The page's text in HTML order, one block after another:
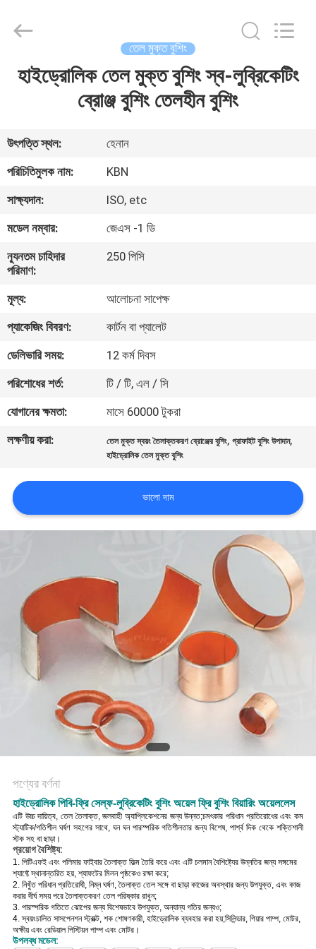
বাড়ি
আমাদের
সম্পর্কে
কারখানা
ভ্রমণ
মান
নিয়ন্ত্রণ
যোগাযোগ
করুন
উদ্ধৃতির
আবেদন
PRIVACY
POLICY
Reserved.
তেল মুক্ত বুশিং
হাইড্রোলিক তেল মুক্ত বুশিং স্ব-লুব্রিকেটিং
ব্রোঞ্জ বুশিং তেলহীন বুশিং
উৎপত্তি স্থল:
হেনান
পরিচিতিমুলক নাম:
KBN
সাক্ষ্যদান:
ISO, etc
মডেল নম্বার:
জেএস -1 ডি
ন্যূনতম চাহিদার
পরিমাণ:
250 পিসি
মূল্য:
আলোচনা সাপেক্ষ
প্যাকেজিং বিবরণ:
কার্টন বা প্যালেট
ডেলিভারি সময়:
12 কর্ম দিবস
পরিশোধের শর্ত:
টি / টি, এল / সি
যোগানের ক্ষমতা:
মাসে 60000 টুকরা
লক্ষণীয় করা:
তেল মুক্ত স্বয়ং তৈলাক্তকরণ ব্রোঞ্জের বুশিং,গ্রাফাইট বুশিং উপাদান,
হাইড্রোলিক তেল মুক্ত বুশিং
ভালো দাম
পণ্যের বর্ণনা
হাইড্রোলিক পিবি-ফ্রি সেল্ফ-লুব্রিকেটিং বুশিং অয়েল ফ্রি বুশিং বিয়ারিং অয়েললেস
এটি উচ্চ দায়িত্ব, তেল তৈলাক্ত, জলবাহী অ্যাপ্লিকেশনের জন্য উন্নত;চমৎকার পরিধান প্রতিরোধের এবং কম
স্ট্যাটিক/গতিশীল ঘর্ষণ সহগের সাথে, ঘন ঘন পারস্পরিক গতিশীলতার জন্য বিশেষ, পার্শ্ব দিক থেকে শক্তিশালী
স্টক সহ বা ছাড়া।
প্রয়োগ বৈশিষ্ট্য:
1. পিটিএফই এবং পলিমার ফাইবার তৈলাক্ত ফিল্ম তৈরি করে এবং এটি চলমান বৈশিষ্ট্যের উন্নতির জন্য সঙ্গমের
শ্যাফ্টে স্থানান্তরিত হয়, শ্যাফটের মিলন পৃষ্ঠকেও রক্ষা করে;
2. নিখুঁত পরিধান প্রতিরোধী, নিম্ন ঘর্ষণ, তৈলাক্ত তেল সঙ্গে বা ছাড়া কাজের অবস্থার জন্য উপযুক্ত, এবং কাজ
করার দীর্ঘ সময় পরে তৈলাক্তকরণ তেল পরিষ্কার রাখুন;
3. পারস্পরিক গতিতে ঝোপের জন্য বিশেষভাবে উপযুক্ত, অন্যান্য গতির জন্যও;
4. স্বয়ংচালিত সাসপেনশন স্ট্রাক্ট, শক শোষণকারী, হাইড্রোলিক ব্যবহার করা হয়;সিলিন্ডার, গিয়ার পাম্প, মোটর,
অক্ষীয় এবং রেডিয়াল পিস্টিয়ন পাম্প এবং মোটর।
উপলব্ধ মডেল: